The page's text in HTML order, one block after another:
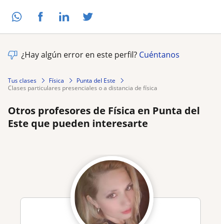
¿Hay algún error en este perfil? Cuéntanos
Tus clases Física
Punta del Este
clases particulares presenciales o a distancia de física
Otros profesores de Física en Punta del
Este que pueden interesarte